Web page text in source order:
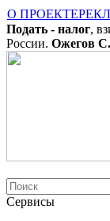
О ПРОЕКТЕ
Подать - налог,
России. Ожегов
Сервисы